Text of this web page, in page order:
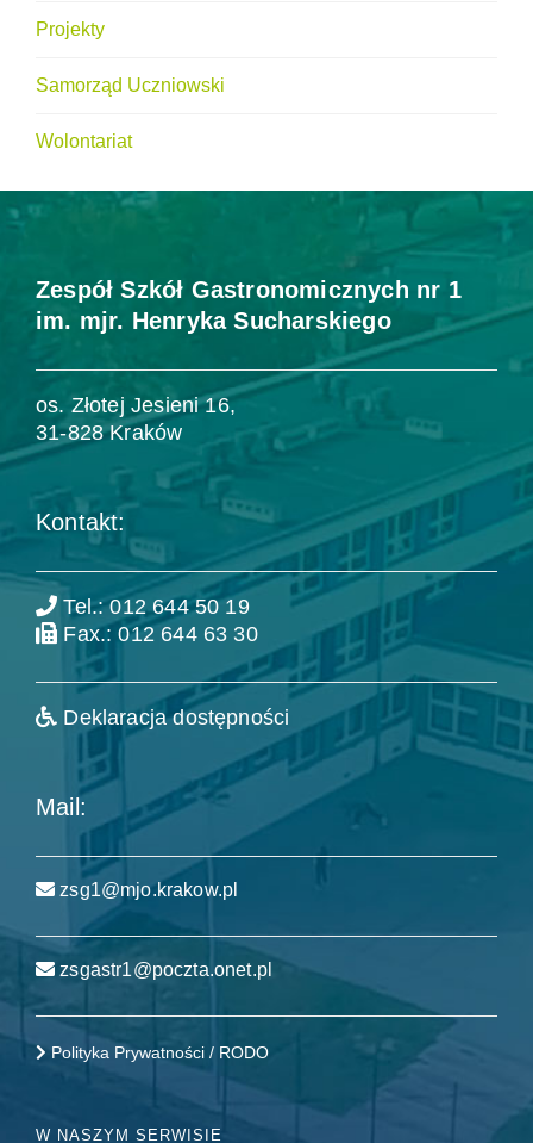
Projekty
Samorząd Uczniowski
Wolontariat
Zespół Szkół Gastronomicznych nr 1
im. mjr. Henryka Sucharskiego
os. Złotej Jesieni 16,
31-828 Kraków
Kontakt:
Tel.: 012 644 50 19
Fax.: 012 644 63 30
Deklaracja dostępności
Mail:
zsg1@mjo.krakow.pl
zsgastr1@poczta.onet.pl
Polityka Prywatności / RODO
W NASZYM SERWISIE